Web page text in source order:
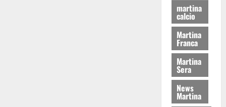
martina
calcio
Martina
Franca
Martina
Sera
News
Martina